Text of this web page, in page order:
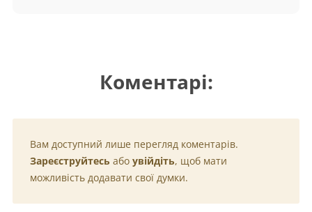
Коментарі:
Вам доступний лише перегляд коментарів.
Зареєструйтесь або увійдіть, щоб мати
можливість додавати свої думки.